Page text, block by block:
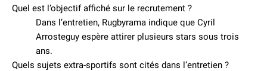
Quel est l’objectif affiché sur le recrutement ?
Dans l’entretien, Rugbyrama indique que Cyril
Arrosteguy espère attirer plusieurs stars sous trois
ans.
Quels sujets extra-sportifs sont cités dans l’entretien ?